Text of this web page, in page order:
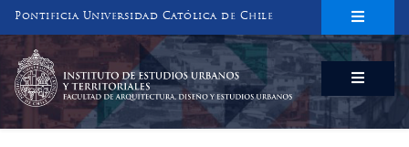
Pontificia Universidad Católica de Chile
INSTITUTO DE ESTUDIOS URBANOS
Y TERRITORIALES